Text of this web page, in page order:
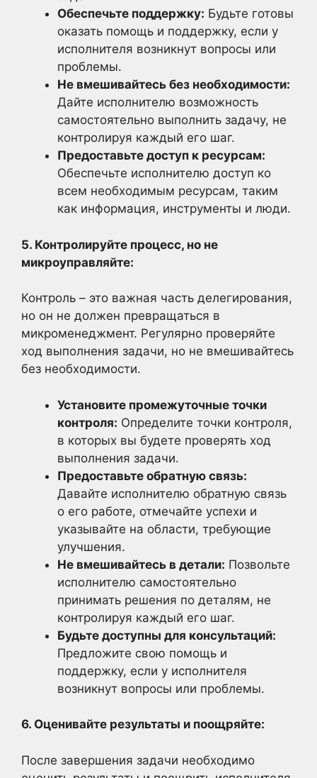
Обеспечьте поддержку: Будьте готовы
оказать помощь и поддержку, если у
исполнителя возникнут вопросы или
проблемы.
Не вмешивайтесь без необходимости:
Дайте исполнителю возможность
самостоятельно выполнить задачу, не
контролируя каждый его шаг.
Предоставьте доступ к ресурсам:
Обеспечьте исполнителю доступ ко
всем необходимым ресурсам, таким
как информация, инструменты и люди.
5. Контролируйте процесс, но не
микроуправляйте:
Контроль – это важная часть делегирования,
но он не должен превращаться в
микроменеджмент. Регулярно проверяйте
ход выполнения задачи, но не вмешивайтесь
без необходимости.
Установите промежуточные точки
контроля: Определите точки контроля,
в которых вы будете проверять ход
выполнения задачи.
Предоставьте обратную связь:
Давайте исполнителю обратную связь
о его работе, отмечайте успехи и
указывайте на области, требующие
улучшения.
Не вмешивайтесь в детали: Позвольте
исполнителю самостоятельно
принимать решения по деталям, не
контролируя каждый его шаг.
Будьте доступны для консультаций:
Предложите свою помощь и
поддержку, если у исполнителя
возникнут вопросы или проблемы.
6. Оценивайте результаты и поощряйте:
После завершения задачи необходимо